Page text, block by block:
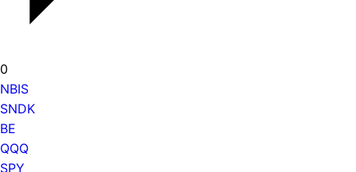
0
NBIS
SNDK
BE
QQQ
SPY